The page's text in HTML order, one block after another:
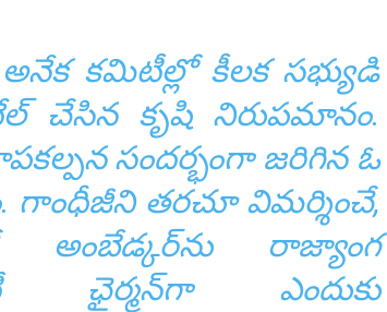
కమిటీల్లో కీలక సభ్యుడి
చేసిన కృషి నిరుపమానం.
సందర్భంగా జరిగిన ఓ
గాంధీజీని తరచూ విమర్శించే,
అంబేడ్కర్‌ను రాజ్యాంగ
ఎందుకు